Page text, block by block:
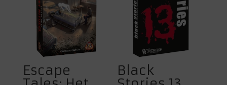
Escape
Black